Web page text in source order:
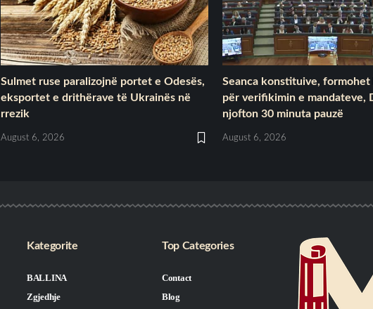
Sulmet ruse paralizojnë portet e Odesës,
eksportet e drithërave të Ukrainës në
rrezik
August 6, 2026
Seanca konstituive, formohet
për verifikimin e mandateve,
njofton 30 minuta pauzë
August 6, 2026
Kategorite
BALLINA
Zgjedhje
Top Categories
Contact
Blog